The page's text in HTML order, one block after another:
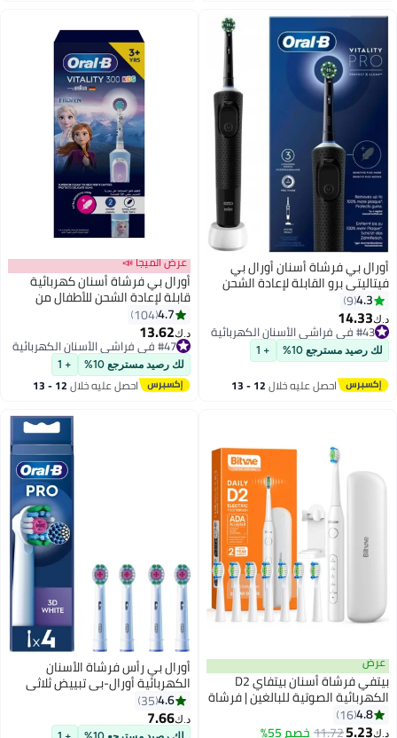
أورال بي فرشاة أسنان أورال بي
فيتاليتي برو القابلة لإعادة الشحن
أوضاع تنظيف ومؤقت مدمج لمدة
دقيقتين – أسود
4.3
9
د.ك‏14.33
#43 في فراشي الأسنان الكهربائية
#43 في فراشي الأسنان الكهربائية
لك رصيد مسترجع 10% + 1
احصل عليه خلال 12 - 13
عرض الميجا 📣
أورال بي فرشاة أسنان كهربائية
قابلة لإعادة الشحن للأطفال من
فروزن، متعددة الألوان متعدد
الألوان
4.7
104
د.ك‏13.62
#47 في فراشي الأسنان الكهربائية
#47 في فراشي الأسنان الكهربائية
لك رصيد مسترجع 10% + 1
احصل عليه خلال 12 - 13
عرض
بيتفي فرشاة أسنان بيتفاي D2
الكهربائية الصوتية للبالغين | فرشاة
أوضاع تنظيف | 8 رؤوس فرشاة
4.8
16
د.ك‏5.23
11.72خصم 55%
أورال بي رأس فرشاة الأسنان
الكهربائية أورال-بي تبييض ثلاثي
الأبعاد بتقنية كلين ماكسيميزر،
شعيرات مائلة لإزالة أعمق للبلاك -
عبوة من 4 - أبيض
4.6
35
د.ك‏7.66